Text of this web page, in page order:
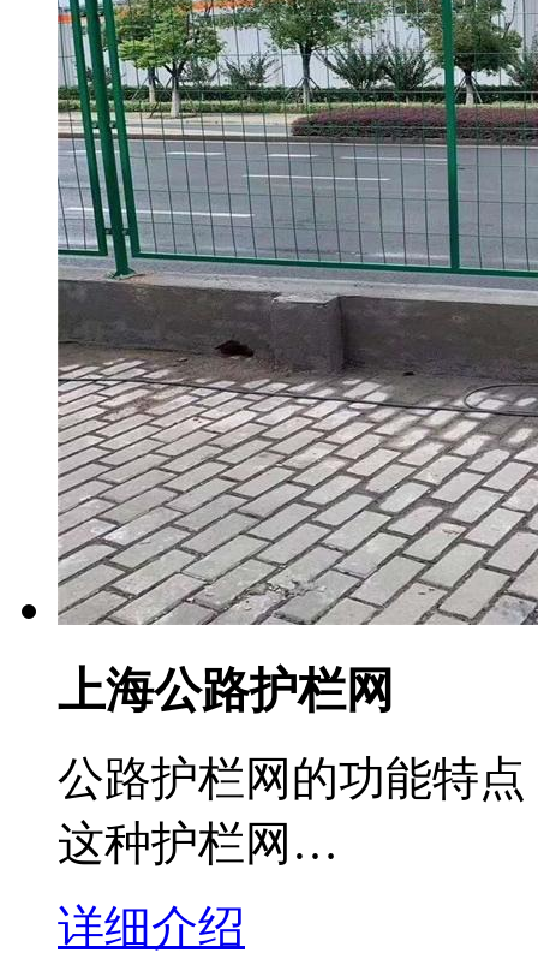
上海公路护栏网
公路护栏网的功能特
这种护栏网…
详细介绍